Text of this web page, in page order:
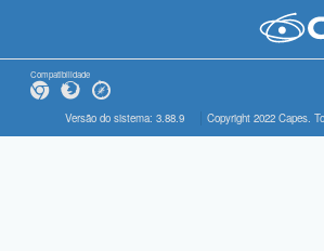
Compatibilidade
Versão do sistema: 3.88.9 Copyright 2022 Capes.